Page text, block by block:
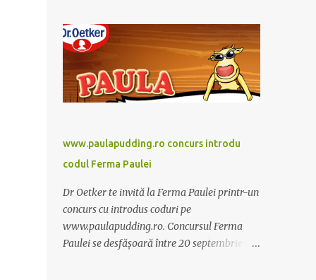
trebuie sa folositi o dieta anume iar
Alcachofa se administreaza usor, cate o
sticluta pe zi. Cutia de Alcachofa contine 14
sticlute. Pret 189 lei.
www.paulapudding.ro concurs introdu
codul Ferma Paulei
Dr Oetker te invită la Ferma Paulei printr-un
concurs cu introdus coduri pe
www.paulapudding.ro. Concursul Ferma
Paulei se desfășoară între 20 septembrie -